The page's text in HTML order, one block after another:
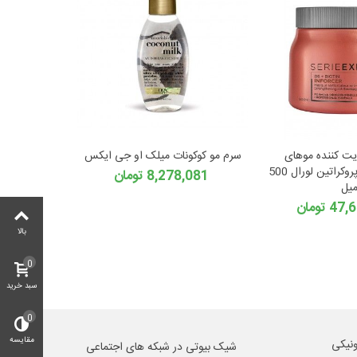
سرم مو کوکونات میلک او جی ایکس
8,278,081 تومان
کننده موهای
ضعیف اکسپرت پروکراتین لورال 500
میل
شیک بیوتی در شبکه های اجتماعی
بالا
سبد خرید
0
مقایسه
0